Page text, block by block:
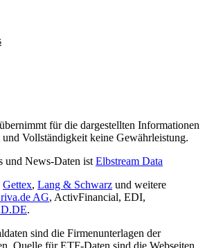
für die dargestellten Informationen
Vollständigkeit keine Gewährleistung.
und News-Daten ist Elbstream Data
Gettex, Lang & Schwarz und weitere
AG, ActivFinancial, EDI,
.
sind die Firmenunterlagen der
Quelle für ETF-Daten sind die Webseiten